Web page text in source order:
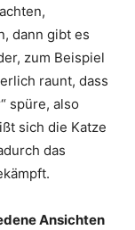
dann gibt es
zum Beispiel
raunt, dass
spüre, also
sich die Katze
das
Ansichten